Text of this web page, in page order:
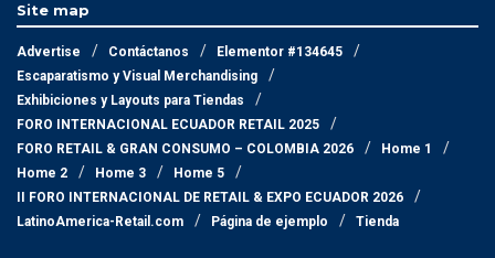
Site map
Advertise Contáctanos
Elementor #134645
Escaparatismo y Visual Merchandising
Exhibiciones y Layouts para Tiendas
FORO INTERNACIONAL ECUADOR RETAIL 2025
FORO RETAIL & GRAN CONSUMO – COLOMBIA 2026
Home 1
Home 2
Home 3
Home 5
II FORO INTERNACIONAL DE RETAIL & EXPO ECUADOR 2026
LatinoAmerica-Retail.com
Página de ejemplo Tienda